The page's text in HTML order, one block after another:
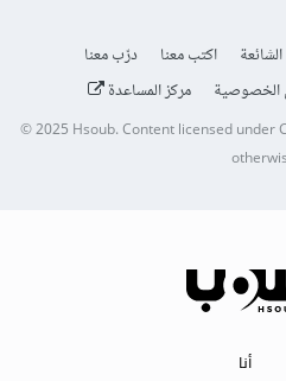
اكتب معنا
درّب معنا
الخصوصية مركز المساعدة
© 2025Hsoub.Content licensed under